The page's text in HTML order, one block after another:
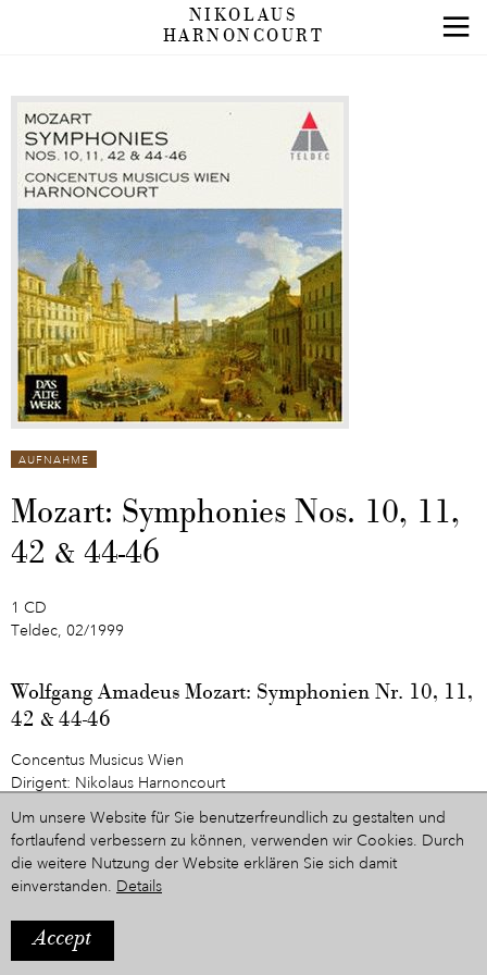
NIKOLAUS
HARNONCOURT
AUFNAHME
Mozart: Symphonies Nos. 10, 11,
42 & 44-46
1 CD
Teldec, 02/1999
Wolfgang Amadeus Mozart: Symphonien Nr. 10, 11,
42 & 44-46
Concentus Musicus Wien
Dirigent: Nikolaus Harnoncourt
3. Symphonie Nr. 44 in D, KV 81
4. Symphonie Nr. 11 in D, KV 84
5. Symphonie Nr. 45 in D, KV 95
6. Symphonie Nr. 46 in C, KV 96
Um unsere Website für Sie benutzerfreundlich zu gestalten und
fortlaufend verbessern zu können, verwenden wir Cookies. Durch
die weitere Nutzung der Website erklären Sie sich damit
einverstanden. Details
Accept